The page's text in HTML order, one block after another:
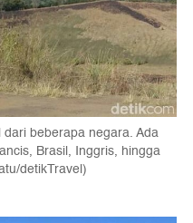
beberapa negara. Ada
Brasil, Inggris, hingga
detikTravel)